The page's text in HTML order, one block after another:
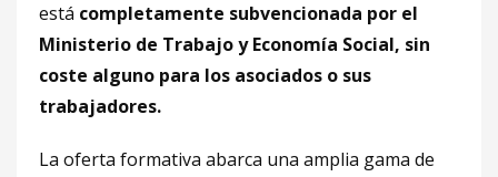
está completamente subvencionada por el
Ministerio de Trabajo y Economía Social, sin
coste alguno para los asociados o sus
trabajadores.
La oferta formativa abarca una amplia gama de